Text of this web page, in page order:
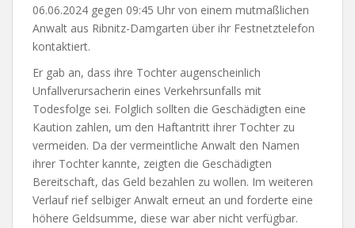
06.06.2024 gegen 09:45 Uhr von einem mutmaßlichen
Anwalt aus Ribnitz-Damgarten über ihr Festnetztelefon
kontaktiert.
Er gab an, dass ihre Tochter augenscheinlich
Unfallverursacherin eines Verkehrsunfalls mit
Todesfolge sei. Folglich sollten die Geschädigten eine
Kaution zahlen, um den Haftantritt ihrer Tochter zu
vermeiden. Da der vermeintliche Anwalt den Namen
ihrer Tochter kannte, zeigten die Geschädigten
Bereitschaft, das Geld bezahlen zu wollen. Im weiteren
Verlauf rief selbiger Anwalt erneut an und forderte eine
höhere Geldsumme, diese war aber nicht verfügbar.